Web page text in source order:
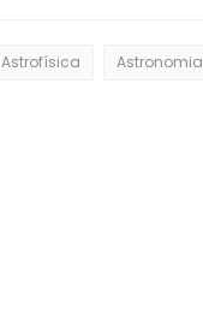
Astrofísica Astronomia